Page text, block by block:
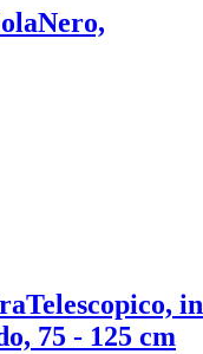
Nero,
Telescopico, in
75 - 125 cm